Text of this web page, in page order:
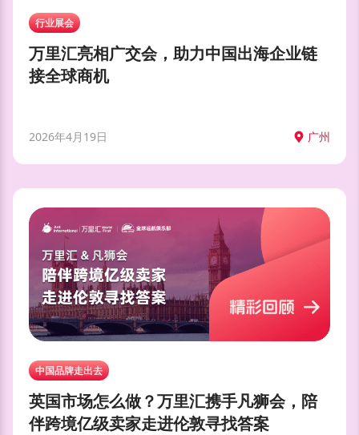
行业展会
万里汇亮相广交会，助力中国出海企业链
接全球商机
2026年4月19日 广州
中国品牌走出去
英国市场怎么做？万里汇携手凡狮会，陪
伴跨境亿级卖家走进伦敦寻找答案